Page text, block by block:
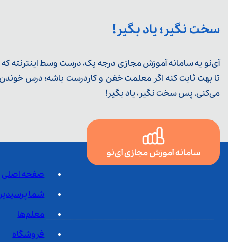
سخت نگیر؛ یاد بگیر!
آی‌نو یه سامانه آموزش مجازی درجه یک، درست وسط اینترنته
تا بهت ثابت کنه اگر معلمت خفن و کاردرست باشه؛ درس
می‌کنی. پس سخت نگیر، یاد بگیر!
سامانه آموزش مجازی آی‌نو
صفحه اصلی
شما
معلم‌ها
فروشگاه